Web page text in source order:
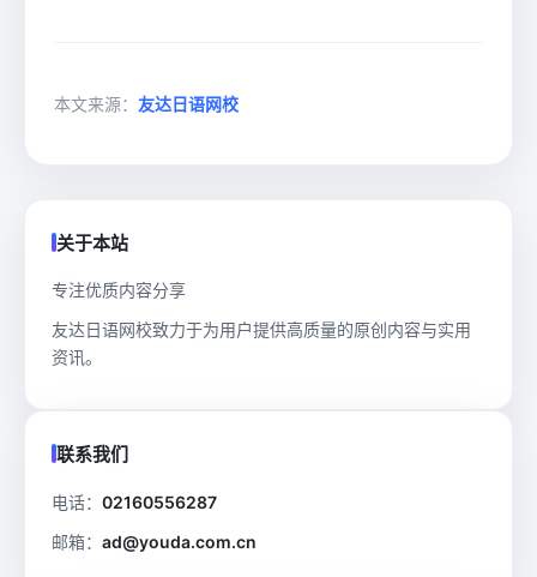
本文来源： 友达日语网校
关于本站
专注优质内容分享
友达日语网校致力于为用户提供高质量的原创内容与实用
资讯。
联系我们
电话： 02160556287
邮箱： ad@youda.com.cn